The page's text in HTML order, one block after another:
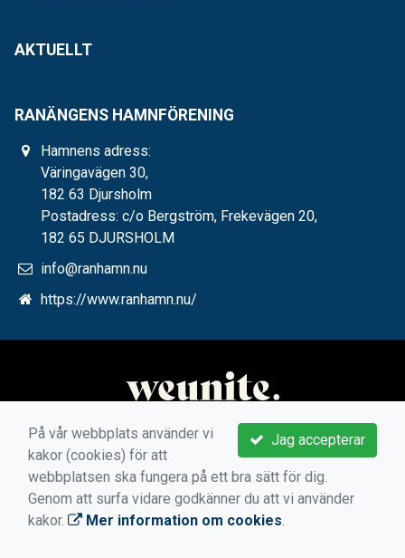
AKTUELLT
RANÄNGENS HAMNFÖRENING
Hamnens adress:
Väringavägen 30,
182 63 Djursholm
Postadress: c/o Bergström, Frekevägen 20,
182 65 DJURSHOLM
info@ranhamn.nu
https://www.ranhamn.nu/
Jag accepterar
På vår webbplats använder vi
kakor (cookies) för att
webbplatsen ska fungera på ett bra sätt för dig.
Genom att surfa vidare godkänner du att vi använder
kakor.
Mer information om cookies.